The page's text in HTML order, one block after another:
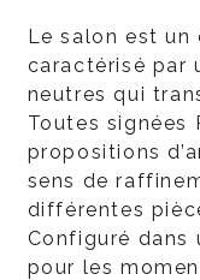
Le salon est un
caractérisé par
neutres qui
Toutes signées
propositions
sens de
différentes
Configuré dans
pour les